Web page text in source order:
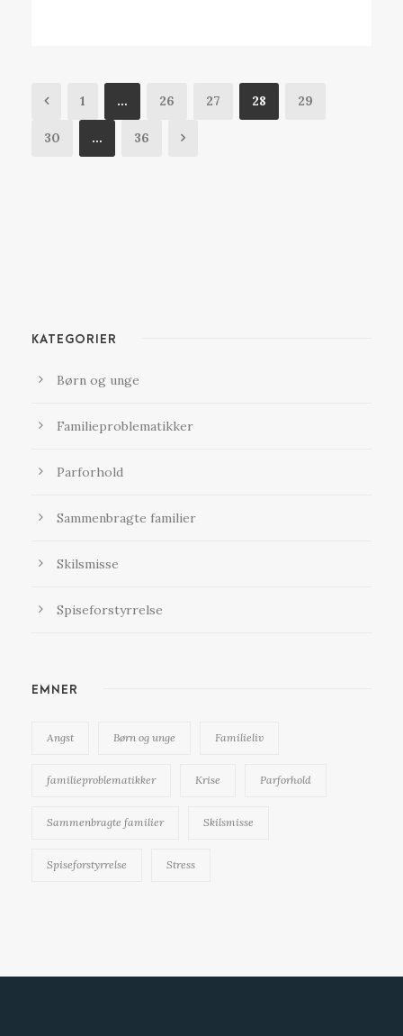
1 … 26 27 28 29
30 … 36
KATEGORIER
Børn og unge
Familieproblematikker
Parforhold
Sammenbragte familier
Skilsmisse
Spiseforstyrrelse
EMNER
Angst Børn og unge Familieliv
familieproblematikker Krise Parforhold
Sammenbragte familier Skilsmisse
Spiseforstyrrelse Stress